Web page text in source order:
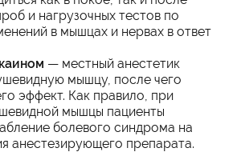
и нагрузочных тестов по
в мышцах и нервах в ответ
— местный анестетик
мышцу, после чего
эффект. Как правило, при
мышцы пациенты
болевого синдрома на
анестезирующего препарата.